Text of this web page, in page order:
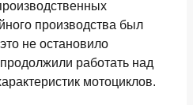
производства был
не остановило
работать над
мотоциклов.